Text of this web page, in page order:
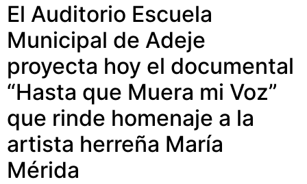
El Auditorio Escuela
Municipal de Adeje
proyecta hoy el documental
“Hasta que Muera mi Voz”
que rinde homenaje a la
artista herreña María
Mérida